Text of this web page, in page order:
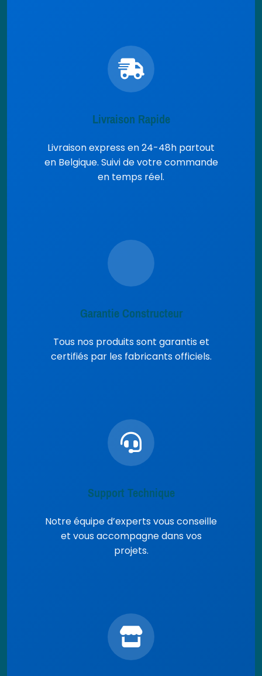
Livraison Rapide
Livraison express en 24-48h partout
en Belgique. Suivi de votre commande
en temps réel.
Garantie Constructeur
Tous nos produits sont garantis et
certifiés par les fabricants officiels.
Support Technique
Notre équipe d’experts vous conseille
et vous accompagne dans vos
projets.